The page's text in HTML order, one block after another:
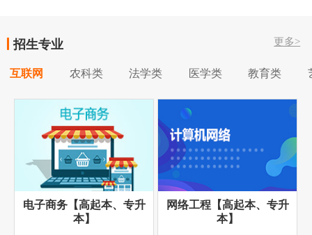
招生专业 更多>
互联网 农科类 法学类 医学类 教育类
电子商务【高起本、专升
本】
网络工程【高起本、专升
本】